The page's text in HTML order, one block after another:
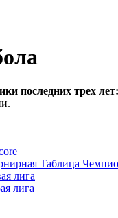
последних трех
Таблица
лига
лига